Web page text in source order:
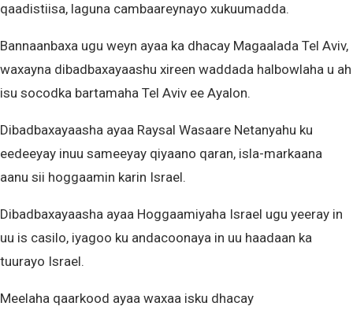
qaadistiisa, laguna cambaareynayo xukuumadda.
Bannaanbaxa ugu weyn ayaa ka dhacay Magaalada Tel Aviv,
waxayna dibadbaxayaashu xireen waddada halbowlaha u ah
isu socodka bartamaha Tel Aviv ee Ayalon.
Dibadbaxayaasha ayaa Raysal Wasaare Netanyahu ku
eedeeyay inuu sameeyay qiyaano qaran, isla-markaana
aanu sii hoggaamin karin Israel.
Dibadbaxayaasha ayaa Hoggaamiyaha Israel ugu yeeray in
uu is casilo, iyagoo ku andacoonaya in uu haadaan ka
tuurayo Israel.
Meelaha qaarkood ayaa waxaa isku dhacay